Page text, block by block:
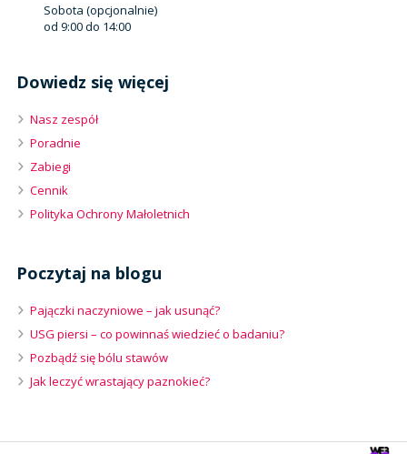
Sobota (opcjonalnie)
od 9:00 do 14:00
Dowiedz się więcej
Nasz zespół
Poradnie
Zabiegi
Cennik
Polityka Ochrony Małoletnich
Poczytaj na blogu
Pajączki naczyniowe – jak usunąć?
USG piersi – co powinnaś wiedzieć o badaniu?
Pozbądź się bólu stawów
Jak leczyć wrastający paznokieć?